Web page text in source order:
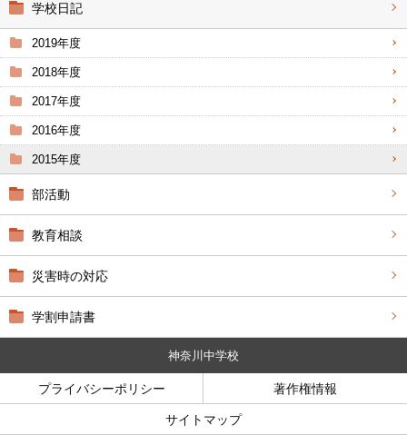
学校日記
2019年度
2018年度
2017年度
2016年度
2015年度
部活動
教育相談
災害時の対応
学割申請書
神奈川中学校
プライバシーポリシー 著作権情報
サイトマップ